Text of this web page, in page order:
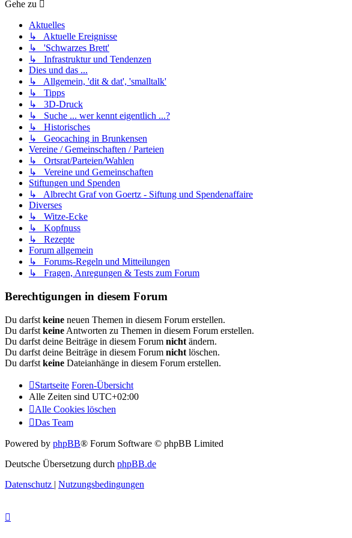
Gehe zu
Aktuelles
↳ Aktuelle Ereignisse
↳ 'Schwarzes Brett'
↳ Infrastruktur und Tendenzen
Dies und das ...
↳ Allgemein, 'dit & dat', 'smalltalk'
↳ Tipps
↳ 3D-Druck
↳ Suche ... wer kennt eigentlich ...?
↳ Historisches
↳ Geocaching in Brunkensen
Vereine / Gemeinschaften / Parteien
↳ Ortsrat/Parteien/Wahlen
↳ Vereine und Gemeinschaften
Stiftungen und Spenden
↳ Albrecht Graf von Goertz - Siftung und Spendenaffaire
Diverses
↳ Witze-Ecke
↳ Kopfnuss
↳ Rezepte
Forum allgemein
↳ Forums-Regeln und Mitteilungen
↳ Fragen, Anregungen & Tests zum Forum
Berechtigungen in diesem Forum
Du darfst keine neuen Themen in diesem Forum erstellen.
Du darfst keine Antworten zu Themen in diesem Forum erstellen.
Du darfst deine Beiträge in diesem Forum nicht ändern.
Du darfst deine Beiträge in diesem Forum nicht löschen.
Du darfst keine Dateianhänge in diesem Forum erstellen.
Startseite Foren-Übersicht
Alle Zeiten sind UTC+02:00
Alle Cookies löschen
Das Team
Powered by phpBB® Forum Software © phpBB Limited
Deutsche Übersetzung durch phpBB.de
Datenschutz | Nutzungsbedingungen